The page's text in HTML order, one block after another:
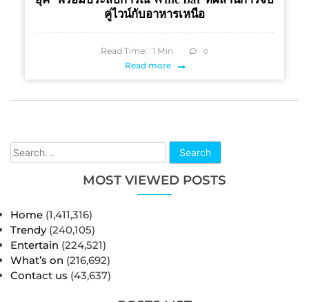
Search
MOST VIEWED POSTS
Home (1,411,316)
Trendy (240,105)
Entertain (224,521)
What’s on (216,692)
Contact us (43,637)
คู่ไวน์กับอาหารเหนือ
Read Time: 1 Min 0
Read more